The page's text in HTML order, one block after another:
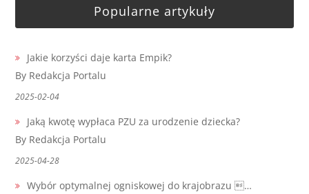
Popularne artykuły
Jakie korzyści daje karta Empik?
By Redakcja Portalu
2025-02-04
Jaką kwotę wypłaca PZU za urodzenie dziecka?
By Redakcja Portalu
2025-04-28
Wybór optymalnej ogniskowej do krajobrazu …